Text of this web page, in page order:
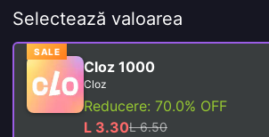
Selectează valoarea
SALE
Cloz 1000
Cloz
Reducere: 70.0% OFF
L 3.30L 6.50